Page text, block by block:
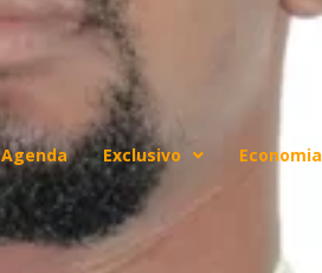
Agenda Exclusivo Economia